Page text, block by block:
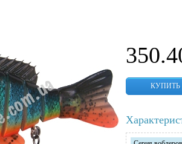
КУПИТЬ